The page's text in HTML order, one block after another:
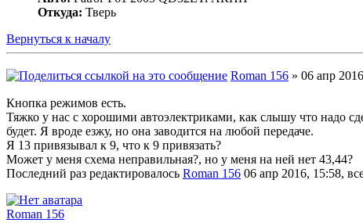
Откуда: Тверь
Вернуться к началу
Roman 156 » 06 апр
Кнопка режимов есть.
Тяжко у нас с хорошими автоэлектриками, как слышу что надо
будет. Я вроде езжу, но она заводится на любой передаче.
Я 13 привязывал к 9, что к 9 привязать?
Может у меня схема неправильная?, но у меня на ней нет 43,44?
Последний раз редактировалось Roman 156 06 апр 2016, 15:58,
Roman 156